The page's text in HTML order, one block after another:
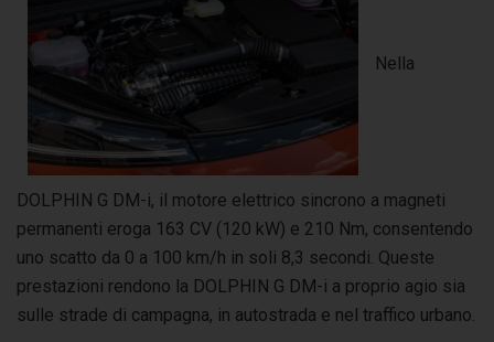
Nella
DOLPHIN G DM-i, il motore elettrico sincrono a magneti
permanenti eroga 163 CV (120 kW) e 210 Nm, consentendo
uno scatto da 0 a 100 km/h in soli 8,3 secondi. Queste
prestazioni rendono la DOLPHIN G DM-i a proprio agio sia
sulle strade di campagna, in autostrada e nel traffico urbano.